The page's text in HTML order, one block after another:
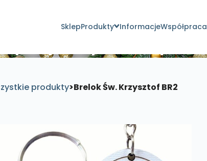
SklepProdukty InformacjeWspółpraca
produkty>Brelok Św. Krzysztof BR2